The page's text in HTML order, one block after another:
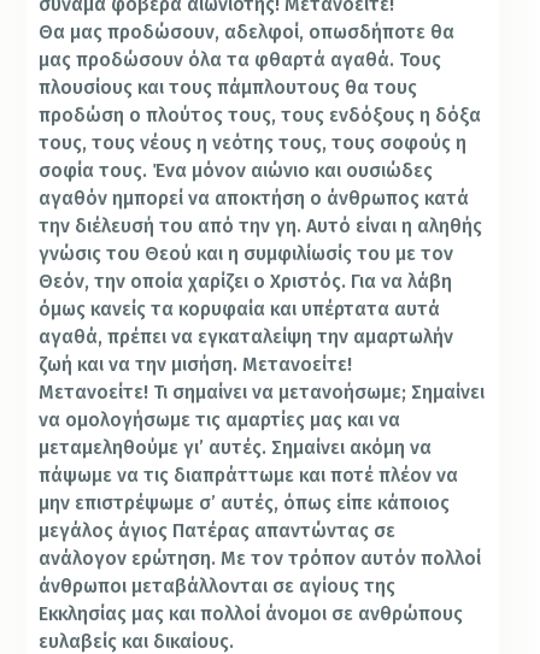
Θα μας προδώσουν, αδελφοί, οπωσδήποτε θα
μας προδώσουν όλα τα φθαρτά αγαθά. Τους
πλουσίους και τους πάμπλουτους θα τους
προδώση ο πλούτος τους, τους ενδόξους η δόξα
τους, τους νέους η νεότης τους, τους σοφούς η
σοφία τους. Ένα μόνον αιώνιο και ουσιώδες
αγαθόν ημπορεί να αποκτήση ο άνθρωπος κατά
την διέλευσή του από την γη. Αυτό είναι η αληθής
γνώσις του Θεού και η συμφιλίωσίς του με τον
Θεόν, την οποία χαρίζει ο Χριστός. Για να λάβη
όμως κανείς τα κορυφαία και υπέρτατα αυτά
αγαθά, πρέπει να εγκαταλείψη την αμαρτωλήν
ζωή και να την μισήση. Μετανοείτε!
Μετανοείτε! Τι σημαίνει να μετανοήσωμε; Σημαίνει
να ομολογήσωμε τις αμαρτίες μας και να
μεταμεληθούμε γι’ αυτές. Σημαίνει ακόμη να
πάψωμε να τις διαπράττωμε και ποτέ πλέον να
μην επιστρέψωμε σ’ αυτές, όπως είπε κάποιος
μεγάλος άγιος Πατέρας απαντώντας σε
ανάλογον ερώτηση. Με τον τρόπον αυτόν πολλοί
άνθρωποι μεταβάλλονται σε αγίους της
Εκκλησίας μας και πολλοί άνομοι σε ανθρώπους
ευλαβείς και δικαίους.